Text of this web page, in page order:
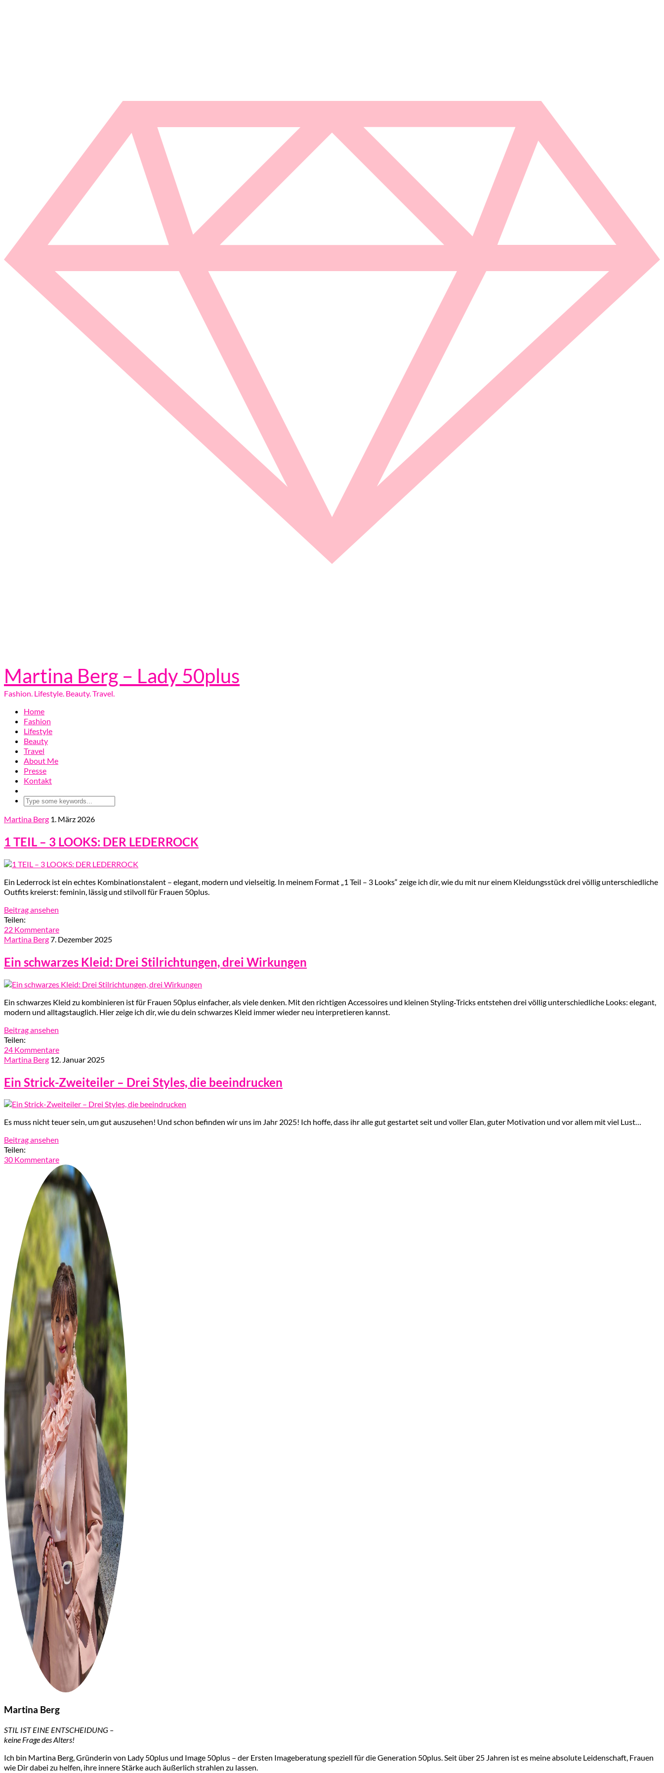
Martina Berg – Lady 50plus
Fashion. Lifestyle. Beauty. Travel.
Home
Fashion
Lifestyle
Beauty
Travel
About Me
Presse
Kontakt
Martina Berg 1. März 2026
1 TEIL – 3 LOOKS: DER LEDERROCK
Ein Lederrock ist ein echtes Kombinationstalent – elegant, modern und vielseitig. In meinem Format „1 Teil – 3 Looks“ zeige ich dir, wie du mit nur einem Kleidungsstück drei völlig unterschiedliche
Outfits kreierst: feminin, lässig und stilvoll für Frauen 50plus.
Beitrag ansehen
Teilen:
22 Kommentare
Martina Berg7. Dezember 2025
Ein schwarzes Kleid: Drei Stilrichtungen, drei Wirkungen
Ein schwarzes Kleid zu kombinieren ist für Frauen 50plus einfacher, als viele denken. Mit den richtigen Accessoires und kleinen Styling‑Tricks entstehen drei völlig unterschiedliche Looks: elegant,
modern und alltagstauglich. Hier zeige ich dir, wie du dein schwarzes Kleid immer wieder neu interpretieren kannst.
Beitrag ansehen
Teilen:
24 Kommentare
Martina Berg 12. Januar 2025
Ein Strick-Zweiteiler – Drei Styles, die beeindrucken
Es muss nicht teuer sein, um gut auszusehen! Und schon befinden wir uns im Jahr 2025! Ich hoffe, dass ihr alle gut gestartet seit und voller Elan, guter Motivation und vor allem mit viel Lust…
Beitrag ansehen
Teilen:
30 Kommentare
Martina Berg
STIL IST EINE ENTSCHEIDUNG –
keine Frage des Alters!
Ich bin Martina Berg, Gründerin von Lady 50plus und Image 50plus – der Ersten Imageberatung speziell für die Generation 50plus. Seit über 25 Jahren ist es meine absolute Leidenschaft, Frauen
wie Dir dabei zu helfen, ihre innere Stärke auch äußerlich strahlen zu lassen.